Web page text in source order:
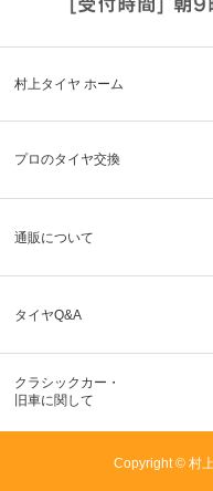
村上タイヤ ホーム
プロのタイヤ交換
通販について
タイヤQ&A
クラシックカー・
旧車に関して
Copyright © 村